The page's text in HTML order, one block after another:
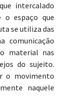
intercalado
o espaço que
se utiliza das
comunicação
material nas
do sujeito.
o movimento
naquele